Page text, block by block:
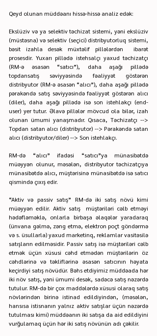
Qeyd olunan müddəanı hissə-hissə analiz edək:
Ekslüziv və ya selektiv təchizat sistemi, yəni ekslüziv
(müstəsna) və selektiv (seçici) distribyutorluq sistemi,
bəsit izahla desək müxtəlif pillələrdən  ibarət
prosesdir. Yuxarı pillədə istehsalçı yaxud təchizatçı
(RM-ə əsasən “satıcı”), daha aşağı pillədə
topdansatış səviyyəsində fəaliyyət göstərən
distribyutor (RM-ə əsasən “alıcı”), daha aşağı pillədə
pərakəndə satış səviyyəsində fəaliyyət göstərən alıcı
(diler), daha aşağı pillədə isə son istehlakçı (end-
user) yer tutur. Əlavə pillələr mövcud ola bilər, izah
olunan ümumi yanaşmadır. Qısaca, Təchizatçı -->
Topdan satan alıcı (distribyutor) --> Pərakəndə satan
alıcı (distribyutor/diler) --> Son istehlakçı.
RM-də “alıcı” ifadəsi “satıcı”ya münasibətdə
müəyyən olunur, məsələn, distribyutor təchizatçıya
münasibətdə alıcı, müştərisinə münasibətdə isə satıcı
qismində çıxış edir.
“Aktiv və passiv satış” RM-də iki satış növü kimi
müəyyən edilir. Aktiv satış  müştəriləri cəlb etməyi
hədəfləməklə, onlarla birbaşa əlaqələr yaradaraq
(ünvana gəlmə, zəng etmə, elektron poçt göndərmə
və s. üsullarla) yaxud marketinq, reklamlar vasitəsilə
satışların edilməsidir. Passiv satış isə müştəriləri cəlb
etmək üçün xüsusi cəhd etmədən müştərilərin öz
cəhdlərinə və təkliflərinə əsasən satıcının həyata
keçirdiyi satış növüdür. Bəhs etdiyimiz müddəada hər
iki növ satış, yəni ümumi desək, sadəcə satış nəzərdə
tutulur. RM-də bir çox maddələrdə xüsusi olaraq satış
növlərindən birinə istinad edildiyindən, (məsələn,
hansısa istisnanın yalnız aktiv satışlar üçün nəzərdə
tutulması kimi) müddəanın iki satışa da aid edildiyini
vurğulamaq üçün hər iki satış növünün adı çəkilir.